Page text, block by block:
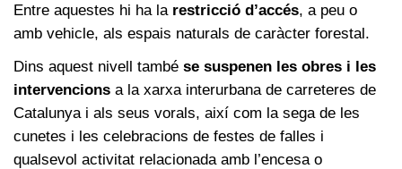
Entre aquestes hi ha la restricció d’accés, a peu o
amb vehicle, als espais naturals de caràcter forestal.
Dins aquest nivell també se suspenen les obres i les
intervencions a la xarxa interurbana de carreteres de
Catalunya i als seus vorals, així com la sega de les
cunetes i les celebracions de festes de falles i
qualsevol activitat relacionada amb l’encesa o